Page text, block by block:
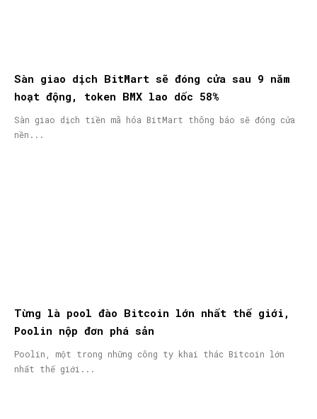
Sàn giao dịch BitMart sẽ đóng cửa sau 9 năm
hoạt động, token BMX lao dốc 58%
Sàn giao dịch tiền mã hóa BitMart thông báo sẽ đóng cửa
nền...
Từng là pool đào Bitcoin lớn nhất thế giới,
Poolin nộp đơn phá sản
Poolin, một trong những công ty khai thác Bitcoin lớn
nhất thế giới...